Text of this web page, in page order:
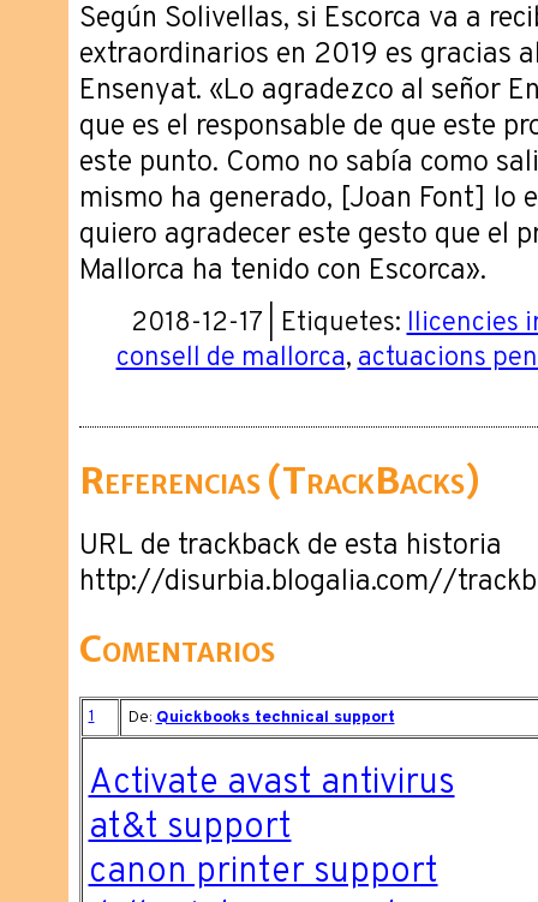
Según Solivellas, si Escorca va a
extraordinarios en 2019 es gracias
Ensenyat. «Lo agradezco al señor
que es el responsable de que este
este punto. Como no sabía como
mismo ha generado, [Joan Font] lo
quiero agradecer este gesto que el
Mallorca ha tenido con Escorca».
2018-12-17 | Etiquetes:llicencies
consell de mallorca,actuacions
Referencias (TrackBacks)
URL de trackback de esta historia
http://disurbia.blogalia.com//
Comentarios
1 De: Quickbooks technical support
Activate avast antivirus
at&t support
canon printer support